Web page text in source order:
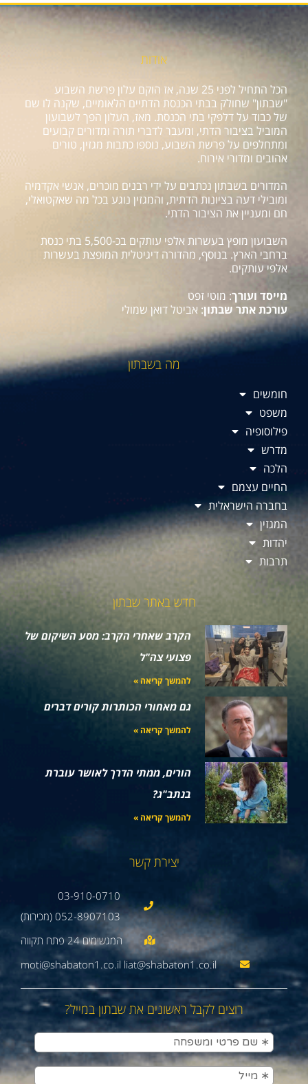
אודות
הכל התחיל לפני 25 שנה, אז הוקם עלון פרשת השבוע
"שבתון" שחולק בבתי הכנסת הדתיים הלאומיים, שקנה לו שם
של כבוד על דלפקי בתי הכנסת. מאז, העלון הפך לשבועון
המוביל בציבור הדתי, ומעבר לדברי תורה ומדורים קבועים
ומתחלפים על פרשת השבוע, נוספו כתבות מגזין, טורים
אהובים ומדורי אירוח.
המדורים בשבתון נכתבים על ידי רבנים מוכרים, אנשי אקדמיה
ומובילי דעה בציונות הדתית, והמגזין נוגע בכל מה שאקטואלי,
חם ומעניין את הציבור הדתי.
השבועון מופץ בעשרות אלפי עותקים בכ-5,500 בתי כנסת
ברחבי הארץ. בנוסף, מהדורה דיגיטלית המופצת בעשרות
אלפי עותקים.
מייסד ועורך: מוטי זפט
עורכת אתר שבתון: אביטל דואן שמולי
מה בשבתון
חומשים
משפט
פילוסופיה
מדרש
הלכה
החיים עצמם
בחברה הישראלית
המגזין
יהדות
תרבות
חדש באתר שבתון
הקרב שאחרי הקרב: מסע השיקום של
פצועי צה"ל
להמשך קריאה »
גם מאחורי הכותרות קורים דברים
להמשך קריאה »
הורים, ממתי הדרך לאושר עוברת
בנתב"ג?
להמשך קריאה »
יצירת קשר
03-910-0710
052-8907103 (מכירות)
moti@shabaton1.co.il liat@shabaton1.co.il
רוצים לקבל ראשונים את שבתון במייל?